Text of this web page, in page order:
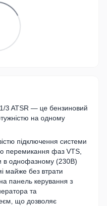
3 ATSR — це бензиновий
на одному
підключення системи
перемикання фаз VTS,
в однофазному (230В)
майже без втрати
панель керування з
та
що дозволяє